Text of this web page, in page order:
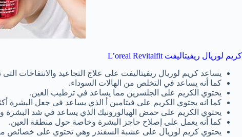
كريم لوريال ريفيتاليفت L’oreal Revitalfit
يساعد كريم لوريال ريفيتاليفت على علاج التجاعيد والانتفاخات
كما أنه يساعد في التخلص من الهالات السوداء.
يحتوي الكريم على الجلسرين مما يساعد في ترطيب العين.
كما انه يحتوي الكريم على فيتامين أ الذي يساعد فى جعل البشرة
يحتوي الكريم على حمض الهيالورونيك الذي يساعد في شد البشرة
كما أنه يعمل على إصلاح حاجز البشرة وخاصة حول منطقة العين.
يحتوي كريم لوريال على عشبة السفندر وهي تحتوي على خصائص